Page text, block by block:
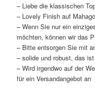
– Liebe die klassischen
– Lovely Finish auf
– Wenn Sie nur ein
möchten, können wir das
– Bitte entsorgen Sie mit
– solide und robust, das
– Wird irgendwo auf der
für ein Versandangebot an